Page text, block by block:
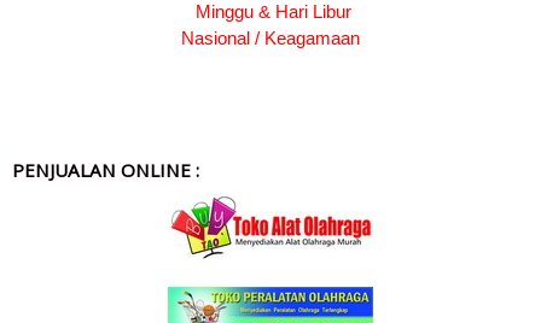
Minggu & Hari Libur
Nasional / Keagamaan
PENJUALAN ONLINE :